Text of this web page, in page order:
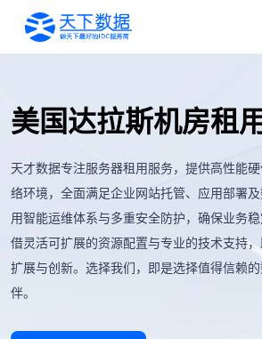
美国达拉斯机房租
天才数据专注服务器租用服务，提供高性能
络环境，全面满足企业网站托管、应用部署
用智能运维体系与多重安全防护，确保业务
借灵活可扩展的资源配置与专业的技术支持
扩展与创新。选择我们，即是选择值得信赖
伴。